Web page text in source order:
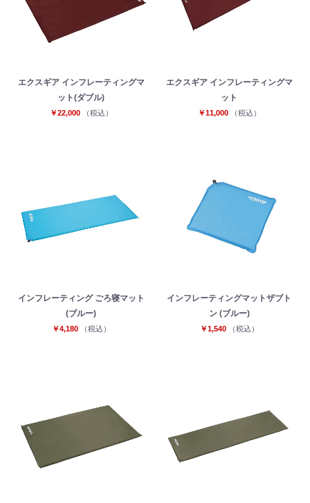
エクスギア インフレーティングマ
ット(ダブル)
￥22,000 （税込）
エクスギア インフレーティングマ
ット
￥11,000 （税込）
インフレーティング ごろ寝マット
(ブルー)
￥4,180 （税込）
インフレーティングマットザブト
ン (ブルー)
￥1,540 （税込）